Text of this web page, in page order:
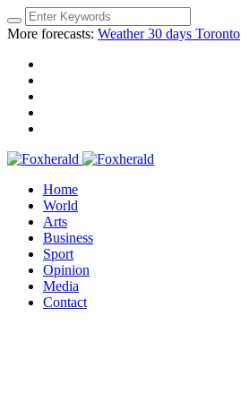
More forecasts: Weather 30 days Toronto
Home
World
Arts
Business
Sport
Opinion
Media
Contact